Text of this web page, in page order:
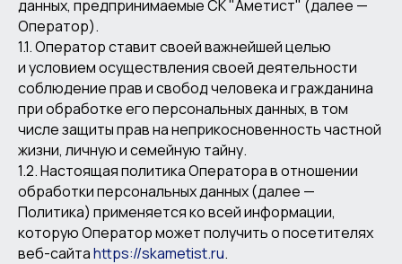
данных, предпринимаемые СК "Аметист" (далее —
Оператор).
1.1. Оператор ставит своей важнейшей целью
и условием осуществления своей деятельности
соблюдение прав и свобод человека и гражданина
при обработке его персональных данных, в том
числе защиты прав на неприкосновенность частной
жизни, личную и семейную тайну.
1.2. Настоящая политика Оператора в отношении
обработки персональных данных (далее —
Политика) применяется ко всей информации,
которую Оператор может получить о посетителях
веб-сайтаhttps://skametist.ru.